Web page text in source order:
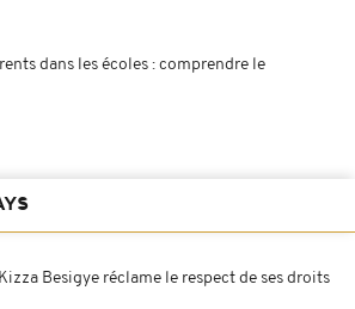
dans les écoles : comprendre le
Besigye réclame le respect de ses droits